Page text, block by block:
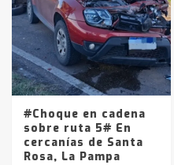
#Choque en cadena
sobre ruta 5# En
cercanías de Santa
Rosa, La Pampa